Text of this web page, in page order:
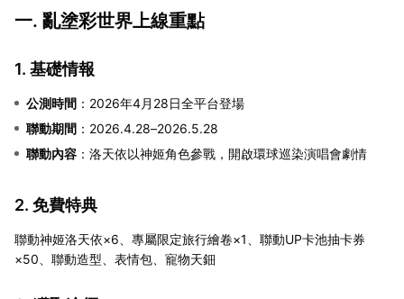
一. 亂塗彩世界上線重點
1. 基礎情報
公測時間 ：2026年4月28日全平台登場
聯動期間 ：2026.4.28–2026.5.28
聯動內容 ：洛天依以神姬角色參戰，開啟環球巡染演唱會劇情
2. 免費特典
聯動神姬洛天依×6、專屬限定旅行繪卷×1、聯動UP卡池抽卡券
×50、聯動造型、表情包、寵物天鈿